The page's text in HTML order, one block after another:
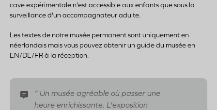
cave expérimentale n'est accessible aux enfants que sous la
surveillance d'un accompagnateur adulte.
Les textes de notre musée permanent sont uniquement en
néerlandais mais vous pouvez obtenir un guide du musée en
EN/DE/FR à la réception.
Un musée agréable où passer une
heure enrichissante. L'exposition